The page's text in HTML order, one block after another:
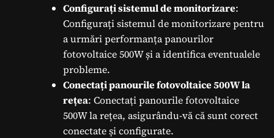
Configurați sistemul de monitorizare:
Configurați sistemul de monitorizare pentru
a urmări performanța panourilor
fotovoltaice 500W și a identifica eventualele
probleme.
Conectați panourile fotovoltaice 500W la
rețea: Conectați panourile fotovoltaice
500W la rețea, asigurându-vă că sunt corect
conectate și configurate.